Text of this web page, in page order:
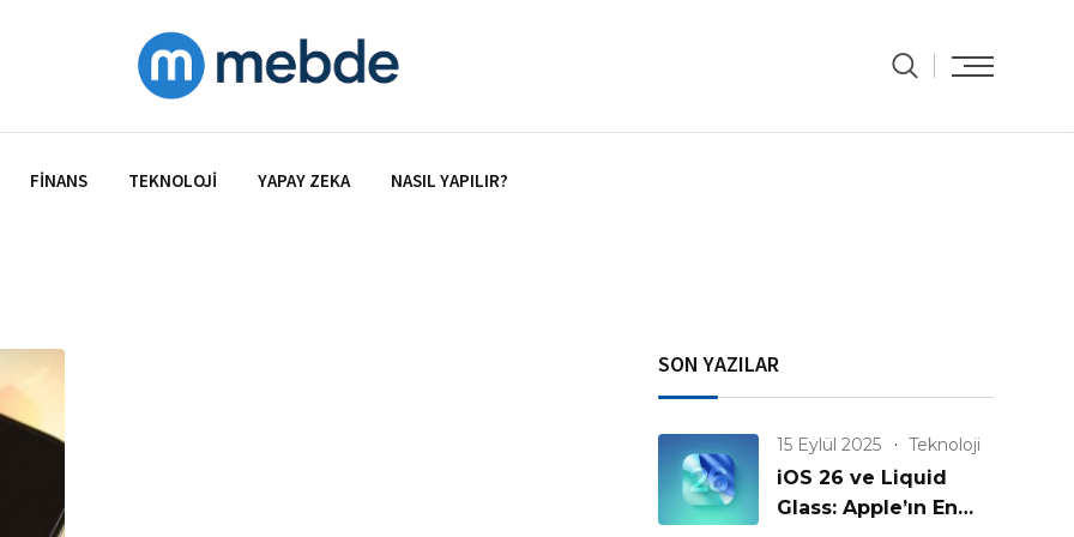
FINANS TEKNOLOJI YAPAY ZEKA NASIL YAPILIR?
SON YAZILAR
15 Eylül 2025 Teknoloji
iOS 26 ve Liquid
Glass: Apple’ın En